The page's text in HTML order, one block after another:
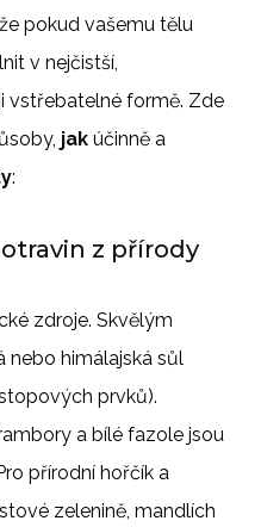
pokud vašemu tělu
v nejčistší,
vstřebatelné formě. Zde
jak účinně a
:
z přírody
zdroje. Skvělým
nebo himálajská sůl
prvků).
a bílé fazole jsou
přírodní hořčík a
zelenině, mandlích